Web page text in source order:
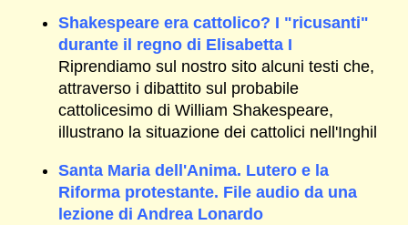
Shakespeare era cattolico? I "ricusanti"
durante il regno di Elisabetta I
Riprendiamo sul nostro sito alcuni testi che,
attraverso i dibattito sul probabile
cattolicesimo di William Shakespeare,
illustrano la situazione dei cattolici nell'Inghil
Santa Maria dell'Anima. Lutero e la
Riforma protestante. File audio da una
lezione di Andrea Lonardo